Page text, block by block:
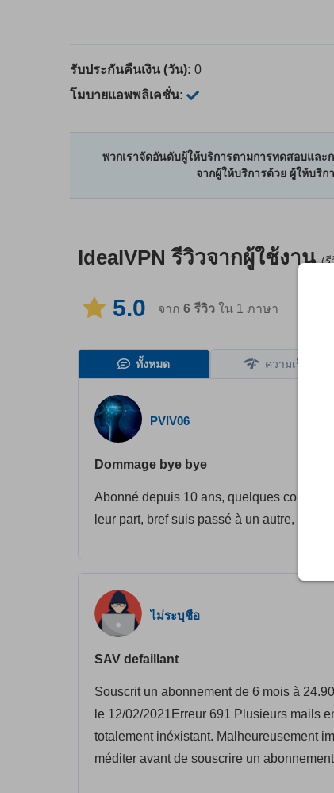
รับประกันคืนเงิน (วัน): 0
โมบายแอพพลิเคชั่น:
พวกเราจัดอันดับผู้ให้บริการตามการทดสอบแล
จากผู้ให้บริการด้วย ผู้ให้บริ
IdealVPN รีวิวจากผู้ใช้งาน(รี
5.0 จาก 6 รีวิว ใน 1 ภาษา
ทั้งหมด ความเร็ว
PVIV06
Dommage bye bye
Abonné depuis 10 ans, quelques
leur part, bref suis passé à un autre, leur
ไม่ระบุชื่อ
SAV defaillant
Souscrit un abonnement de 6 mois à
le 12/02/2021Erreur 691 Plusieurs mails
totalement inéxistant. Malheureusement
méditer avant de souscrire un